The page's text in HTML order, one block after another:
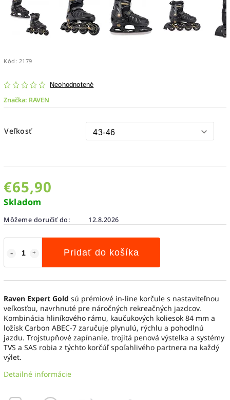
Kód: 2179
Neohodnotené
Značka: RAVEN
Veľkosť
€65,90
Skladom
Môžeme doručiť do: 12.8.2026
Pridať do košíka
Raven Expert Gold sú prémiové in-line korčule s nastaviteľnou
veľkosťou, navrhnuté pre náročných rekreačných jazdcov.
Kombinácia hliníkového rámu, kaučukových koliesok 84 mm a
ložísk Carbon ABEC-7 zaručuje plynulú, rýchlu a pohodlnú
jazdu. Trojstupňové zapínanie, trojitá penová výstelka a systémy
TVS a SAS robia z týchto korčúľ spoľahlivého partnera na každý
výlet.
Detailné informácie